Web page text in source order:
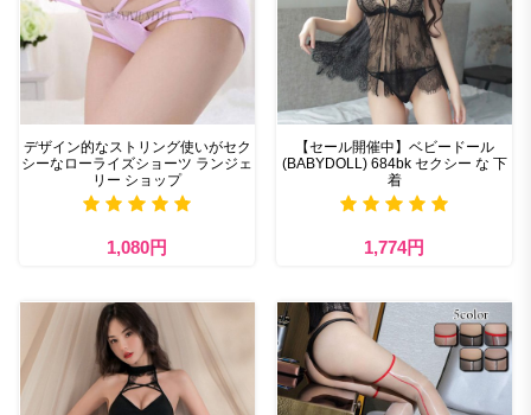
デザイン的なストリング使いがセク
シーなローライズショーツ ランジェ
リー ショップ
1,080円
【セール開催中】ベビードール
(BABYDOLL) 684bk セクシー な 下
着
1,774円